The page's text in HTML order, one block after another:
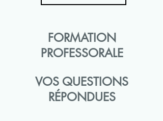
FORMATION
PROFESSORALE
VOS QUESTIONS
RÉPONDUES